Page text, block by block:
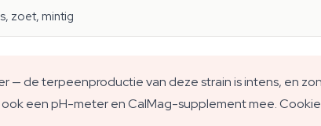
zoet, mintig
— de terpeenproductie van deze strain is intens, en
een pH-meter en CalMag-supplement mee.